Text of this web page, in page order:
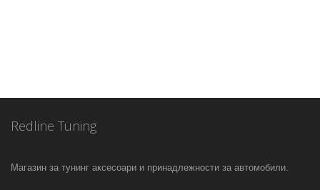
Redline Tuning
Магазин за тунинг аксесоари и принадлежности за автомобили.